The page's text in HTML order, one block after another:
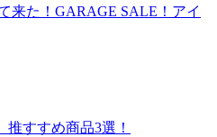
来た！GARAGE SALE！アイ
すすめ商品3選！